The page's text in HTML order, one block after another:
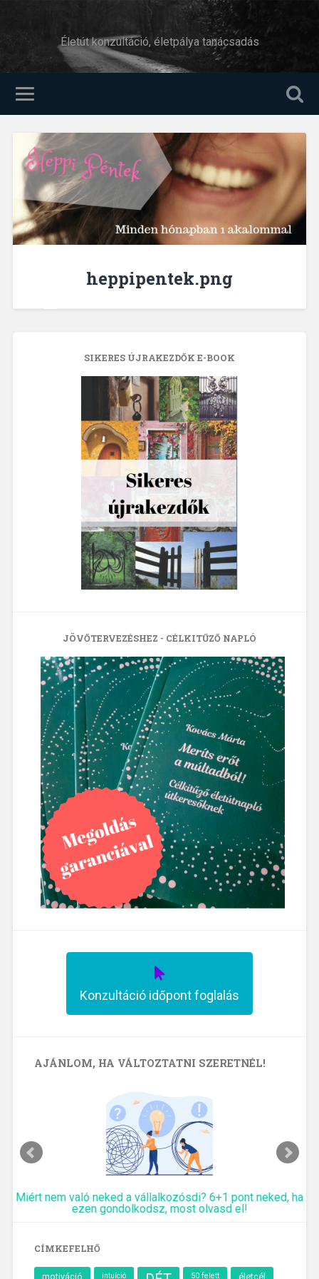
Életút konzultáció, életpálya tanácsadás
heppipentek.png
SIKERES ÚJRAKEZDŐK E-BOOK
JÖVŐTERVEZÉSHEZ - CÉLKITŰZŐ NAPLÓ
Konzultáció időpont foglalás
AJÁNLOM, HA VÁLTOZTATNI SZERETNÉL!
Miért nem való neked a vállalkozósdi? 6+1 pont neked, ha
ezen gondolkodsz, most olvasd el!
CÍMKEFELHŐ
motiváció intuíció 50 felett életcél